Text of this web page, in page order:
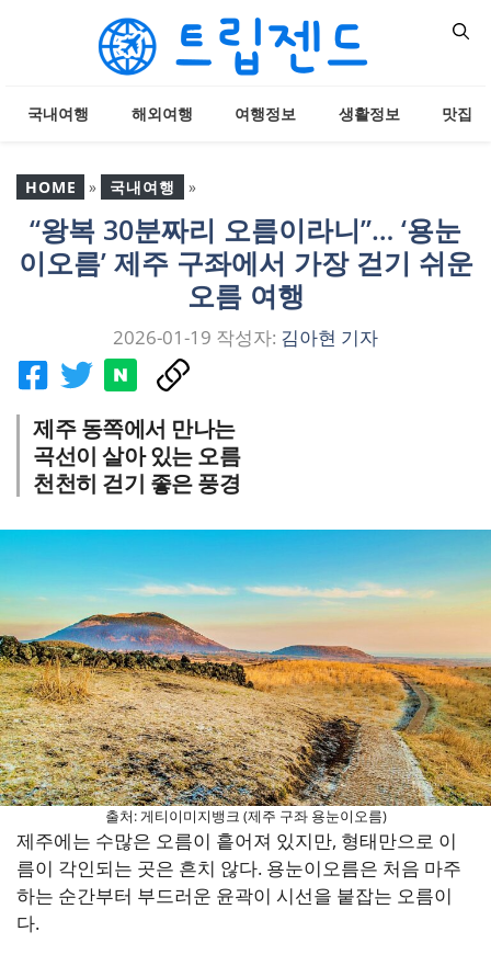
뛰
기
국내여행 해외여행 여행정보 생활정보 맛집
HOME » 국내여행 »
“왕복 30분짜리 오름이라
니”… ‘용눈이오름’ 제주 구
좌에서 가장 걷기 쉬운 오
“왕복 30분짜리 오름이라니”… ‘용눈
이오름’ 제주 구좌에서 가장 걷기 쉬운
오름 여행
2026-01-19 작성자: 김아현 기자
제주 동쪽에서 만나는
곡선이 살아 있는 오름
천천히 걷기 좋은 풍경
출처: 게티이미지뱅크 (제주 구좌 용눈이오름)
제주에는 수많은 오름이 흩어져 있지만, 형태만으로 이
름이 각인되는 곳은 흔치 않다. 용눈이오름은 처음 마주
하는 순간부터 부드러운 윤곽이 시선을 붙잡는 오름이
다.